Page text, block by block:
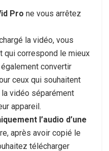
Pro ne vous arrêtez
la vidéo, vous
qui correspond le mieux
convertir
ceux qui souhaitent
vidéo séparément
appareil.
l’audio d’une
après avoir copié le
télécharger